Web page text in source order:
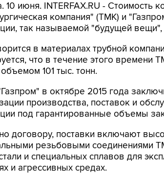
10 июня. INTERFAX.RU - Стоимость
компания" (ТМК) и
так называемой "будущей
в материалах трубной
что в течение этого времени
101 тыс. тонн.
в октябре 2015 года
производства, поставок и
под гарантированные объемы
договору, поставки включают
резьбовыми соединениями
и специальных сплавов для
и агрессивных средах.